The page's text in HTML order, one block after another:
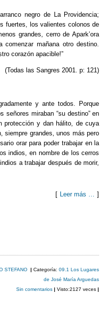
negro de La Providencia;
fuertes, los valientes colonos de
grandes, cerro de Apark’ora
mañana otro destino.
corazón apacible!”
(Todas las Sangres 2001. p: 121)
y ante todos. Porque
miraban “su destino” en
protección y dan hálito, de cuya
siempre grandes, unos más pero
orar para poder trabajar en la
indios, en nombre de los cerros
a trabajar después de morir,
[ Leer más … ]
STEFANO |Categoría:09.1 Los Lugares
de José María Arguedas
Sin comentarios| Visto:2127 veces|